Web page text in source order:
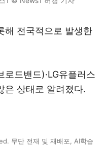
해 전국적으로 발생한
드밴드)·LG유플러스
은 상태로 알려졌다.
무단 전재 및 재배포, AI학습